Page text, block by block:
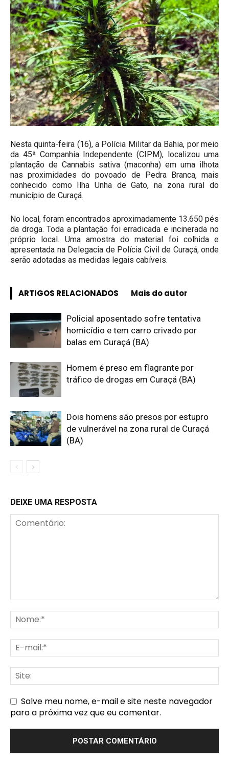
Nesta quinta-feira (16), a Polícia Militar da Bahia, por meio
da 45ª Companhia Independente (CIPM), localizou uma
plantação de Cannabis sativa (maconha) em uma ilhota
nas proximidades do povoado de Pedra Branca, mais
conhecido como Ilha Unha de Gato, na zona rural do
município de Curaçá.
No local, foram encontrados aproximadamente 13.650 pés
da droga. Toda a plantação foi erradicada e incinerada no
próprio local. Uma amostra do material foi colhida e
apresentada na Delegacia de Polícia Civil de Curaçá, onde
serão adotadas as medidas legais cabíveis.
ARTIGOS RELACIONADOS Mais do autor
Policial aposentado sofre tentativa
homicídio e tem carro crivado por
balas em Curaçá (BA)
Homem é preso em flagrante por
tráfico de drogas em Curaçá (BA)
Dois homens são presos por estupro
de vulnerável na zona rural de Curaçá
(BA)
DEIXE UMA RESPOSTA
Salve meu nome, e-mail e site neste navegador
para a próxima vez que eu comentar.